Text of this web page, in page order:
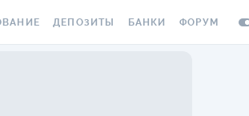
ДЕПОЗИТЫ БАНКИ ФОРУМ